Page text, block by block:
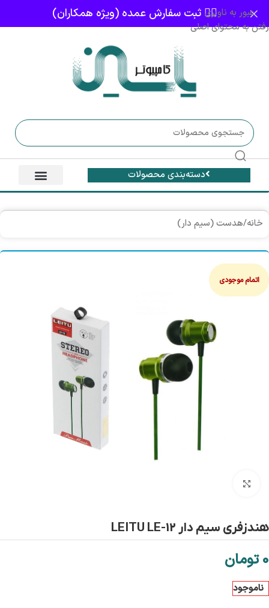
عبور به ناوبری
رفتن به محتوای اصلی
👈🏻 ثبت سفارش عمده (ویژه همکاران)
دسته‌بندی محصولات
خانه/هدست (سیم دار)
اتمام موجودی
هندزفری سیم دار LEITU LE-12
0 تومان
ناموجود